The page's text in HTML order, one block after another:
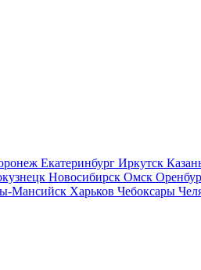
Екатеринбург Иркутск
Новосибирск Омск
Мансийск Харьков Чебоксары